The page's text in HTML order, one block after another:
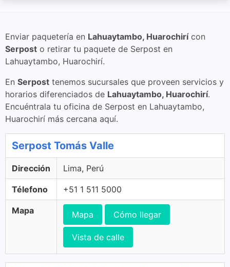
Enviar paquetería en Lahuaytambo, Huarochirícon
Serpost o retirar tu paquete de Serpost en
Lahuaytambo, Huarochirí.
En Serpost tenemos sucursales que proveen servicios y
horarios diferenciados de Lahuaytambo, Huarochirí.
Encuéntrala tu oficina de Serpost en Lahuaytambo,
Huarochirí más cercana aquí.
Serpost Tomás Valle
Dirección Lima, Perú
Télefono +51 1 511 5000
Mapa Mapa Cómo llegar
Vista de calle